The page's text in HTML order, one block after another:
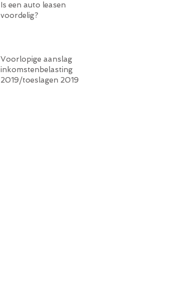
Is een auto leasen
voordelig?
Voorlopige aanslag
inkomstenbelasting
2019/toeslagen 2019